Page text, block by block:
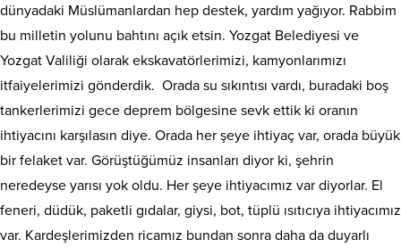
dünyadaki Müslümanlardan hep destek, yardım yağıyor. Rabbim
bu milletin yolunu bahtını açık etsin. Yozgat Belediyesi ve
Yozgat Valiliği olarak ekskavatörlerimizi, kamyonlarımızı
itfaiyelerimizi gönderdik. Orada su sıkıntısı vardı, buradaki boş
tankerlerimizi gece deprem bölgesine sevk ettik ki oranın
ihtiyacını karşılasın diye. Orada her şeye ihtiyaç var, orada büyük
bir felaket var. Görüştüğümüz insanları diyor ki, şehrin
neredeyse yarısı yok oldu. Her şeye ihtiyacımız var diyorlar. El
feneri, düdük, paketli gıdalar, giysi, bot, tüplü ısıtıcıya ihtiyacımız
var. Kardeşlerimizden ricamız bundan sonra daha da duyarlı